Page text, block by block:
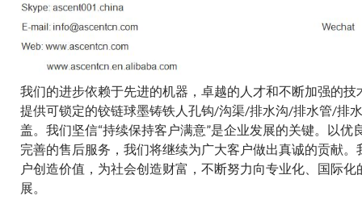
我们的进步依赖于先进的机器，卓越的人才和不断加强的技
提供可锁定的铰链球墨铸铁人孔钩/沟渠/排水沟/排水管/排
盖。我们坚信“持续保持客户满意”是企业发展的关键。以优
完善的售后服务，我们将继续为广大客户做出真诚的贡献。
户创造价值，为社会创造财富，不断努力向专业化、国际化
展。